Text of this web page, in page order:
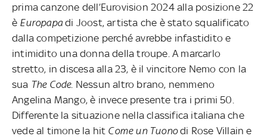
prima canzone dell’Eurovision 2024 alla posizione 22
è Europapadi Joost, artista che è stato squalificato
dalla competizione perché avrebbe infastidito e
intimidito una donna della troupe. A marcarlo
stretto, in discesa alla 23, è il vincitore Nemo con la
sua The Code. Nessun altro brano, nemmeno
Angelina Mango, è invece presente tra i primi 50.
Differente la situazione nella classifica italiana che
vede al timone la hit Come un Tuonodi Rose Villain e